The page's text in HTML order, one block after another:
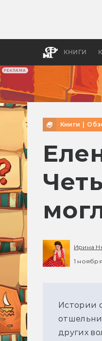
РЕКЛАМА
КНИГИ
Книги
Ирина
1 ноября
Истории
других